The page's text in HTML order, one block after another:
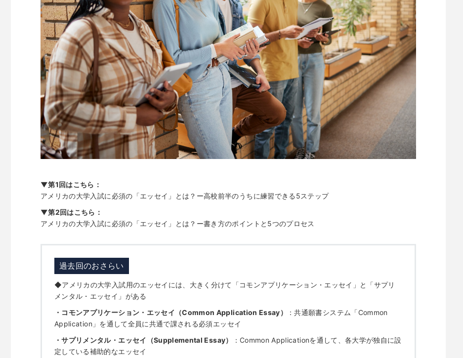
▼第1回はこちら：
アメリカの大学入試に必須の「エッセイ」とは？ー高校前半のうちに練習できる5ステップ
▼第2回はこちら：
アメリカの大学入試に必須の「エッセイ」とは？ー書き方のポイントと5つのプロセス
過去回のおさらい
◆アメリカの大学入試用のエッセイには、大きく分けて「コモンアプリケーション・エッセイ」と「サプリ
メンタル・エッセイ」がある
・コモンアプリケーション・エッセイ（Common Application Essay）
：共通願書システム「Common
Application」を通して全員に共通で課される必須エッセイ
・サプリメンタル・エッセイ（Supplemental Essay）
：Common Applicationを通して、各大学が独自に設
定している補助的なエッセイ